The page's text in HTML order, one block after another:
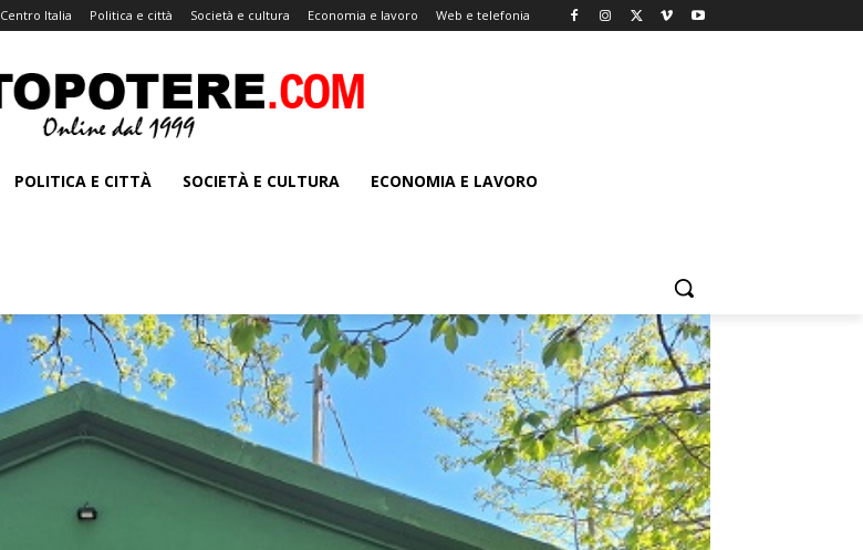
Centro Italia Politica e città Società e cultura Economia e lavoro Web e telefonia
POLITICA E CITTÀ SOCIETÀ E CULTURA ECONOMIA E LAVORO